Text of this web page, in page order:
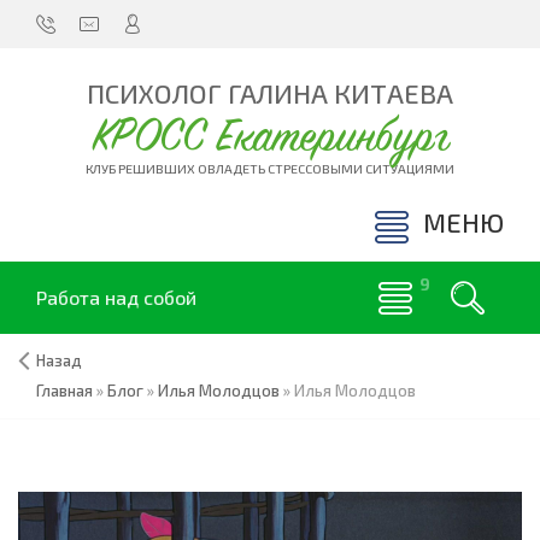
ПСИХОЛОГ ГАЛИНА КИТАЕВА
КРОСС Екатеринбург
КЛУБ РЕШИВШИХ ОВЛАДЕТЬ СТРЕССОВЫМИ СИТУАЦИЯМИ
МЕНЮ
Работа над собой
Назад
Главная »Блог»Илья Молодцов »Илья Молодцов